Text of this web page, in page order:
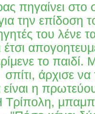
πηγαίνει στο
την επίδοση
του λένε
έτσι
το παιδί.
σπίτι, άρχισε
είναι η
Τρίπολη,